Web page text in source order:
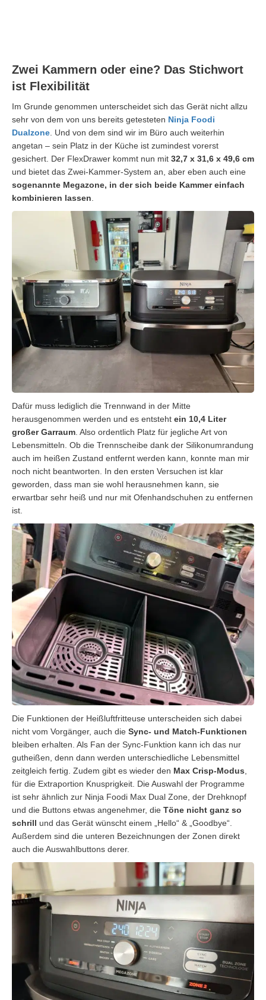
Zwei Kammern oder eine? Das Stichwort
ist Flexibilität
Im Grunde genommen unterscheidet sich das Gerät nicht allzu
sehr von dem von uns bereits getesteten Ninja Foodi
Dualzone . Und von dem sind wir im Büro auch weiterhin
angetan – sein Platz in der Küche ist zumindest vorerst
gesichert. Der FlexDrawer kommt nun mit 32,7 x 31,6 x 49,6 cm
und bietet das Zwei-Kammer-System an, aber eben auch eine
sogenannte Megazone, in der sich beide Kammer einfach
kombinieren lassen
Dafür muss lediglich die Trennwand in der Mitte
herausgenommen werden und es entsteht ein 10,4 Liter
großer Garraum . Also ordentlich Platz für jegliche Art von
Lebensmitteln. Ob die Trennscheibe dank der Silikonumrandung
auch im heißen Zustand entfernt werden kann, konnte man mir
noch nicht beantworten. In den ersten Versuchen ist klar
geworden, dass man sie wohl herausnehmen kann, sie
erwartbar sehr heiß und nur mit Ofenhandschuhen zu entfernen
ist.
Die Funktionen der Heißluftfritteuse unterscheiden sich dabei
nicht vom Vorgänger, auch die Sync- und Match-Funktionen
bleiben erhalten. Als Fan der Sync-Funktion kann ich das nur
gutheißen, denn dann werden unterschiedliche Lebensmittel
zeitgleich fertig. Zudem gibt es wieder den Max Crisp-Modus
für die Extraportion Knusprigkeit. Die Auswahl der Programme
ist sehr ähnlich zur Ninja Foodi Max Dual Zone, der Drehknopf
und die Buttons etwas angenehmer, die Töne nicht ganz so
schrill und das Gerät wünscht einem „Hello“ & „Goodbye“.
Außerdem sind die unteren Bezeichnungen der Zonen direkt
auch die Auswahlbuttons derer.